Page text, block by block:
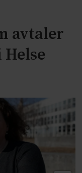
avtaler